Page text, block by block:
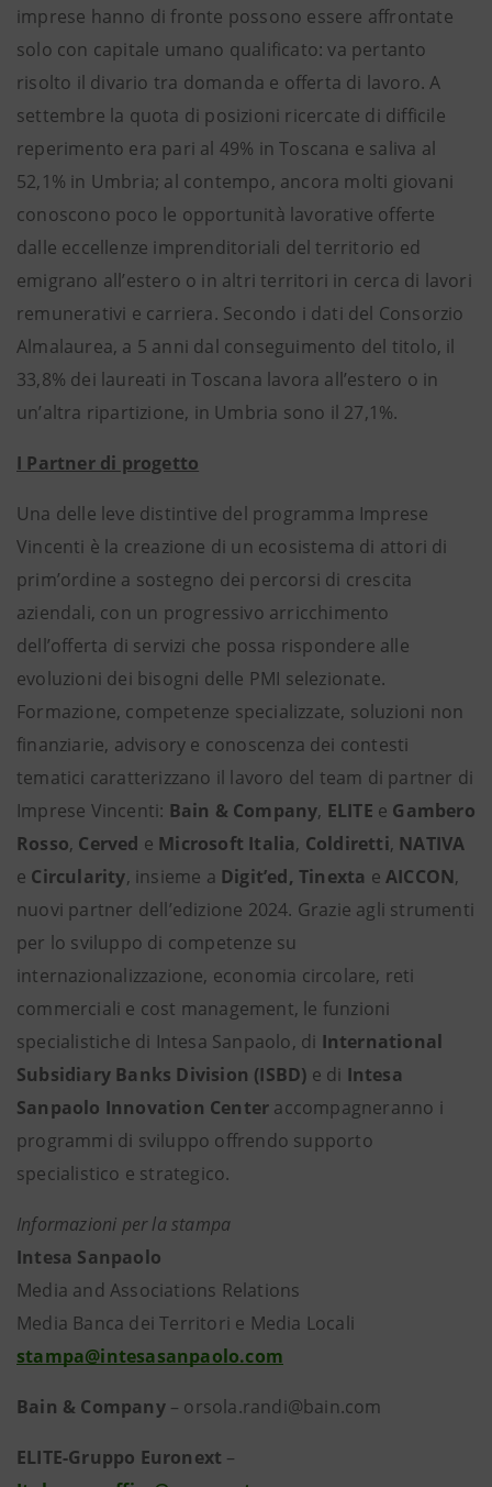
imprese hanno di fronte possono essere affrontate
solo con capitale umano qualificato: va pertanto
risolto il divario tra domanda e offerta di lavoro. A
settembre la quota di posizioni ricercate di difficile
reperimento era pari al 49% in Toscana e saliva al
52,1% in Umbria; al contempo, ancora molti giovani
conoscono poco le opportunità lavorative offerte
dalle eccellenze imprenditoriali del territorio ed
emigrano all’estero o in altri territori in cerca di lavori
remunerativi e carriera. Secondo i dati del Consorzio
Almalaurea, a 5 anni dal conseguimento del titolo, il
33,8% dei laureati in Toscana lavora all’estero o in
un’altra ripartizione, in Umbria sono il 27,1%.
I Partner di progetto
Una delle leve distintive del programma Imprese
Vincenti è la creazione di un ecosistema di attori di
prim’ordine a sostegno dei percorsi di crescita
aziendali, con un progressivo arricchimento
dell’offerta di servizi che possa rispondere alle
evoluzioni dei bisogni delle PMI selezionate.
Formazione, competenze specializzate, soluzioni non
finanziarie, advisory e conoscenza dei contesti
tematici caratterizzano il lavoro del team di partner di
Imprese Vincenti: Bain & Company, ELITE e Gambero
Rosso, Cerved e Microsoft Italia, Coldiretti, NATIVA
e Circularity, insieme a Digit’ed, Tinexta e AICCON,
nuovi partner dell’edizione 2024. Grazie agli strumenti
per lo sviluppo di competenze su
internazionalizzazione, economia circolare, reti
commerciali e cost management, le funzioni
specialistiche di Intesa Sanpaolo, di International
Subsidiary Banks Division (ISBD) e di Intesa
Sanpaolo Innovation Center accompagneranno i
programmi di sviluppo offrendo supporto
specialistico e strategico.
Informazioni per la stampa
Intesa Sanpaolo
Media and Associations Relations
Media Banca dei Territori e Media Locali
stampa@intesasanpaolo.com
Bain & Company– orsola.randi@bain.com
ELITE-Gruppo Euronext –